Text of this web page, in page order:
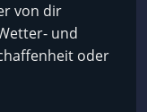
von dir
und
oder